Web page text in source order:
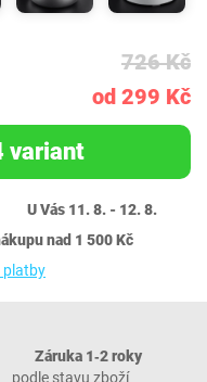
726 Kč
od 299 Kč
variant
U Vás 11. 8. - 12. 8.
nad 1 500 Kč
platby
Záruka 1‐2 roky
podle stavu zboží